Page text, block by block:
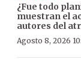
¿Fue todo
muestran el
autores del
Agosto 8, 2026